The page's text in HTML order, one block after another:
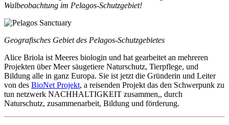
Walbeobachtung im Pelagos-Schutzgebiet!
Geografisches Gebiet des Pelagos-Schutzgebietes
Alice Briola ist Meeres biologin und hat gearbeitet an mehreren
Projekten überMeersäugetiere Naturschutz, Tierpflege, und
Bildung alle in ganz Europa. Sie ist jetzt die Gründerin und Leiter
von des BioNet Projekt, a reisenden Projekt das den Schwerpunk zu
tun netzwerk NACHHALTIGKEIT zusammen,, durch
Naturschutz, zusammenarbeit, Bildung und förderung.